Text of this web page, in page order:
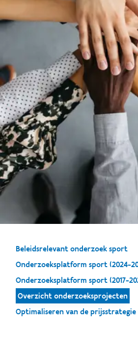
Beleidsrelevant onderzoek sport
Onderzoeksplatform sport (2024-
Onderzoeksplatform sport (2017-
Overzicht onderzoeksprojecten
Optimaliseren van de